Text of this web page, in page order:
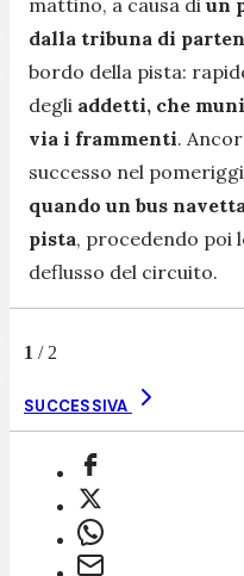
dalla tribuna di
bordo della pista:
degli addetti, che
via i frammenti.
successo nel
quando un bus
pista, procedendo poi
deflusso del circuito.
1 / 2
SUCCESSIVA